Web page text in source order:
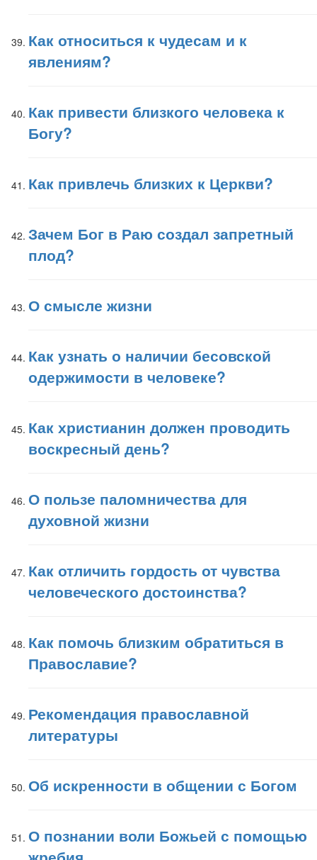
Как относиться к чудесам и к
явлениям?
Как привести близкого человека к
Богу?
Как привлечь близких к Церкви?
Зачем Бог в Раю создал запретный
плод?
О смысле жизни
Как узнать о наличии бесовской
одержимости в человеке?
Как христианин должен проводить
воскресный день?
О пользе паломничества для
духовной жизни
Как отличить гордость от чувства
человеческого достоинства?
Как помочь близким обратиться в
Православие?
Рекомендация православной
литературы
Об искренности в общении с Богом
О познании воли Божьей с помощью